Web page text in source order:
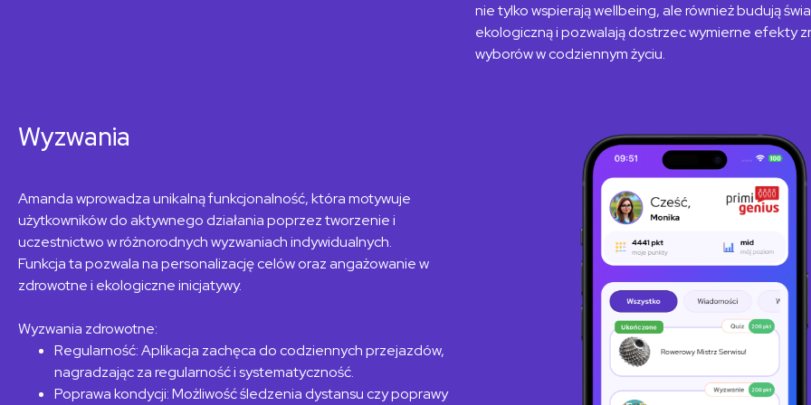
nie tylko wspierają wellbeing, ale również budują
ekologiczną ipozwalają dostrzec wymierne efekty
wyborów w codziennym życiu.
Wyzwania
Amanda wprowadza unikalną funkcjonalność, która motywuje
użytkowników do aktywnego działania poprzez tworzenie i
uczestnictwo w różnorodnych wyzwaniach indywidualnych.
Funkcja ta pozwala na personalizację celów oraz angażowanie w
zdrowotne i ekologiczneinicjatywy.
Wyzwania zdrowotne:
Regularność: Aplikacja zachęca do codziennych przejazdów,
nagradzając za regularnośći systematyczność.
Poprawa kondycji: Możliwość śledzenia dystansu czy poprawy